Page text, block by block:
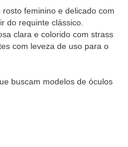
feminino e delicado com
do requinte clássico.
clara e colorido com strass
com leveza de uso para o
buscam modelos de óculos